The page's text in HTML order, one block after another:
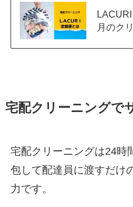
月のク
宅配クリーニングで
宅配クリーニングは24時
包して配達員に渡すだけ
力です。